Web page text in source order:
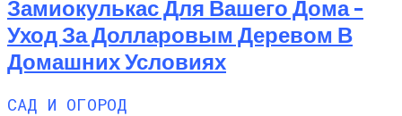
Замиокулькас Для Вашего Дома –
Уход За Долларовым Деревом В
Домашних Условиях
САД И ОГОРОД